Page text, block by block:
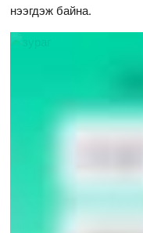
нээгдэж байна.